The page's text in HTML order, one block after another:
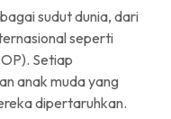
sudut dunia, dari
seperti
Setiap
anak muda yang
dipertaruhkan.